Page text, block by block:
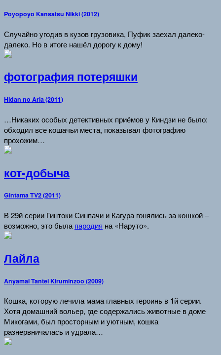
Poyopoyo Kansatsu Nikki (2012)
Случайно угодив в кузов грузовика, Пуфик заехал далеко-
далеко. Но в итоге нашёл дорогу к дому!
фотография потеряшки
Hidan no Aria (2011)
…Никаких особых детективных приёмов у Киндзи не было:
обходил все кошачьи места, показывал фотографию
прохожим…
кот-добыча
Gintama TV2 (2011)
В 29й серии Гинтоки Синпачи и Кагура гонялись за кошкой –
возможно, это былапародия на «Наруто».
Лайла
Anyamal Tantei Kiruminzoo (2009)
Кошка, которую лечила мама главных героинь в 1й серии.
Хотя домашний вольер, где содержались животные в доме
Микогами, был просторным и уютным, кошка
разнервничалась и удрала…